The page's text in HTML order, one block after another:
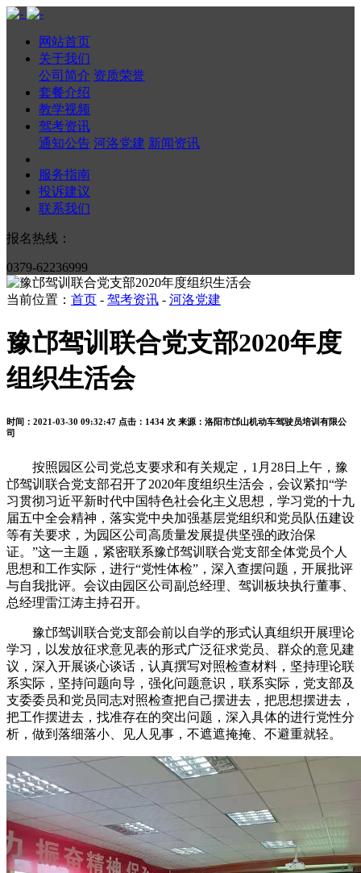
网站首页
关于我们
公司简介 资质荣誉
套餐介绍
教学视频
驾考资讯
通知公告 河洛党建 新闻资讯
服务指南
投诉建议
联系我们
报名热线：
0379-62236999
当前位置： 首页 - 驾考资讯 - 河洛党建
豫邙驾训联合党支部2020年度
组织生活会
时间：2021-03-30 09:32:47 点击：1434 次 来源：洛阳市邙山机动车驾驶员培训有限公
司
按照园区公司党总支要求和有关规定，1月28日上午，豫
邙驾训联合党支部召开了2020年度组织生活会，会议紧扣“学
习贯彻习近平新时代中国特色社会化主义思想，学习党的十九
届五中全会精神，落实党中央加强基层党组织和党员队伍建设
等有关要求，为园区公司高质量发展提供坚强的政治保
证。”这一主题，紧密联系豫邙驾训联合党支部全体党员个人
思想和工作实际，进行“党性体检”，深入查摆问题，开展批评
与自我批评。会议由园区公司副总经理、驾训板块执行董事、
总经理雷江涛主持召开。
豫邙驾训联合党支部会前以自学的形式认真组织开展理论
学习，以发放征求意见表的形式广泛征求党员、群众的意见建
议，深入开展谈心谈话，认真撰写对照检查材料，坚持理论联
系实际，坚持问题向导，强化问题意识，联系实际，党支部及
支委委员和党员同志对照检查把自己摆进去，把思想摆进去，
把工作摆进去，找准存在的突出问题，深入具体的进行党性分
析，做到落细落小、见人见事，不遮遮掩掩、不避重就轻。